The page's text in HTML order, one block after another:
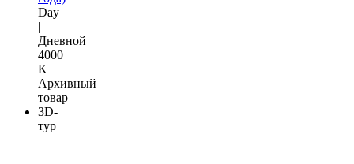
Day
|
Дневной
4000
K
Архивный
товар
3D-
тур